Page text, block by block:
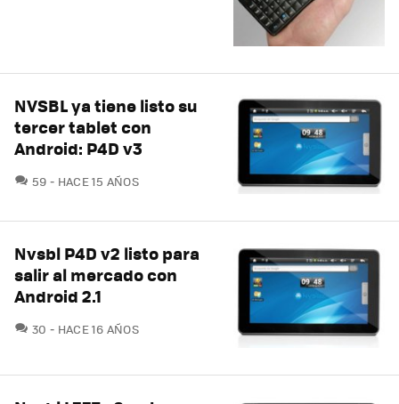
NVSBL ya tiene listo su
tercer tablet con
Android: P4D v3
59 COMENTARIOS
HACE 15 AÑOS
Nvsbl P4D v2 listo para
salir al mercado con
Android 2.1
30 COMENTARIOS
HACE 16 AÑOS